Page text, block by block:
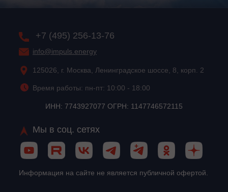
+7 (495) 256-13-76
info@impuls.energy
125026, г. Москва, Ленинградское шоссе, 8, корп. 2
Время работы: пн-пт: 10:00 - 18:00
ИНН: 7743927077 ОГРН: 1147746572115
Мы в соц. сетях
Информация на сайте не является публичной офертой.